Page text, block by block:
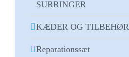
SURRINGER
KÆDER OG TILBEHØR
Reparationssæt